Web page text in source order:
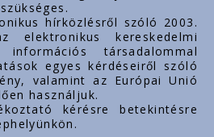
hírközlésről szóló 2003.
kereskedelmi
társadalommal
egyes kérdéseiről szóló
valamint az Európai Unió
használjuk.
kérésre betekintésre